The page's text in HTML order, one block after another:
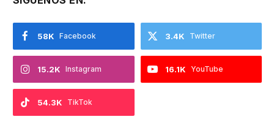
Facebook
58K Twitter
3.4K
Instagram
15.2K YouTube
16.1K
TikTok
54.3K